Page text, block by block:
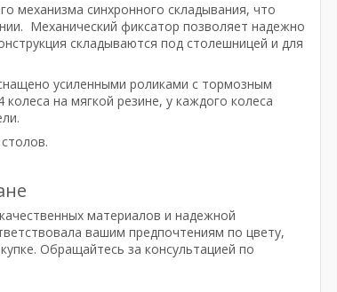
механизма синхронного складывания, что
Механический фиксатор позволяет надежно
складываются под столешницей и для
усиленными роликами с тормозным
на мягкой резине, у каждого колеса
материалов и надежной
вашим предпочтениям по цвету,
Обращайтесь за консультацией по